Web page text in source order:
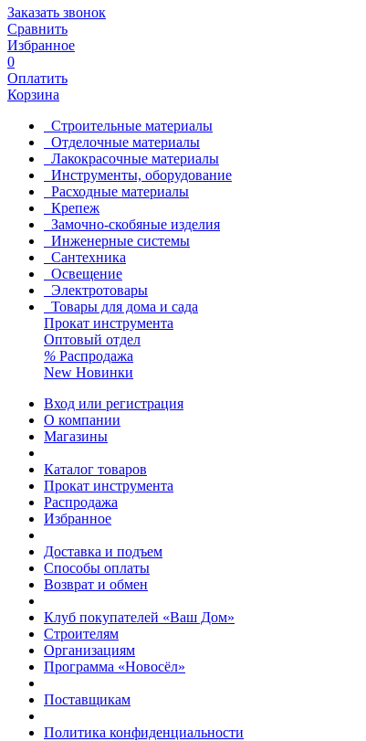
Заказать звонок
Сравнить
Избранное
0
Оплатить
Корзина
Строительные материалы
Отделочные материалы
Лакокрасочные материалы
Инструменты, оборудование
Расходные материалы
Крепеж
Замочно-скобяные изделия
Инженерные системы
Сантехника
Освещение
Электротовары
Товары для дома и сада
Прокат инструмента
Оптовый отдел
% Распродажа
New Новинки
Вход или регистрация
О компании
Магазины
Каталог товаров
Прокат инструмента
Распродажа
Избранное
Доставка и подъем
Способы оплаты
Возврат и обмен
Клуб покупателей «Ваш Дом»
Строителям
Организациям
Программа «Новосёл»
Поставщикам
Политика конфиденциальности